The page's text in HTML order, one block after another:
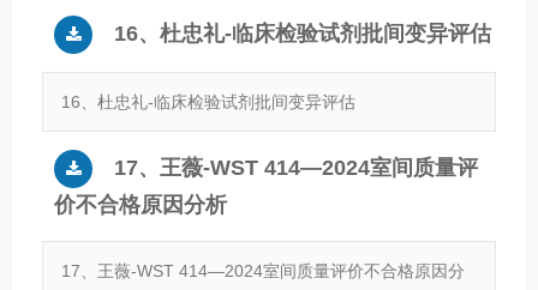
16、杜忠礼-临床检验试剂批间变异评估
16、杜忠礼-临床检验试剂批间变异评估
17、王薇-WST 414—2024室间质量评
价不合格原因分析
17、王薇-WST 414—2024室间质量评价不合格原因分